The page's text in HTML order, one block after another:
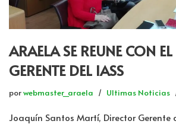
ARAELA SE REUNE CON
GERENTE DEL IASS
porwebmaster_araela Ultimas Noticias
Joaquín Santos Martí, Director Gerente